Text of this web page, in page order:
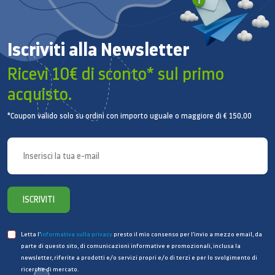
intrappola fino al 99,999% di polveri sottili***. Goditi
la comodità di svuotare in modo igienico il serbatoio
della polvere ogni 1-3 mesi*. JetBot AI+ si aggancia
alla sua Clean Station, che utilizza l'aspirazione per
rimuovere automaticamente la polvere in modo facile
e più igienico.
* Può variare a seconda della polvere presente
nell'ambiente domestico.** I risultati possono variare
Iscriviti alla Newsletter
Ricevi 10€ di sconto* sul primo
acquisto.
*Coupon valido solo su ordini con importo uguale o maggiore di € 150,00
ISCRIVITI
Letta l’informativa sulla privacy presto il mio consenso per l’invio a mezzo email, da
parte di questo sito, di comunicazioni informative e promozionali, inclusa la
newsletter, riferite a prodotti e/o servizi propri e/o di terzi e per lo svolgimento di
ricerche di mercato.